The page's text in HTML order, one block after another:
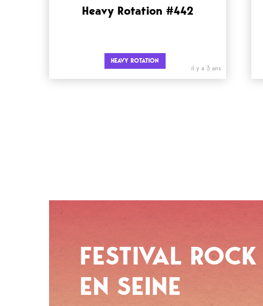
Heavy Rotation #442
HEAVY ROTATION
il y a 3 ans
FESTIVAL ROCK
EN SEINE